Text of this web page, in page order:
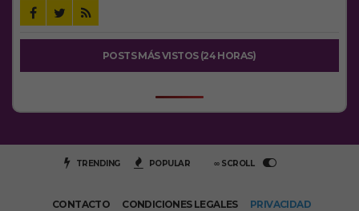
POSTS MÁS VISTOS (24 HORAS)
TRENDING POPULAR ∞ SCROLL
CONTACTO CONDICIONES LEGALES PRIVACIDAD